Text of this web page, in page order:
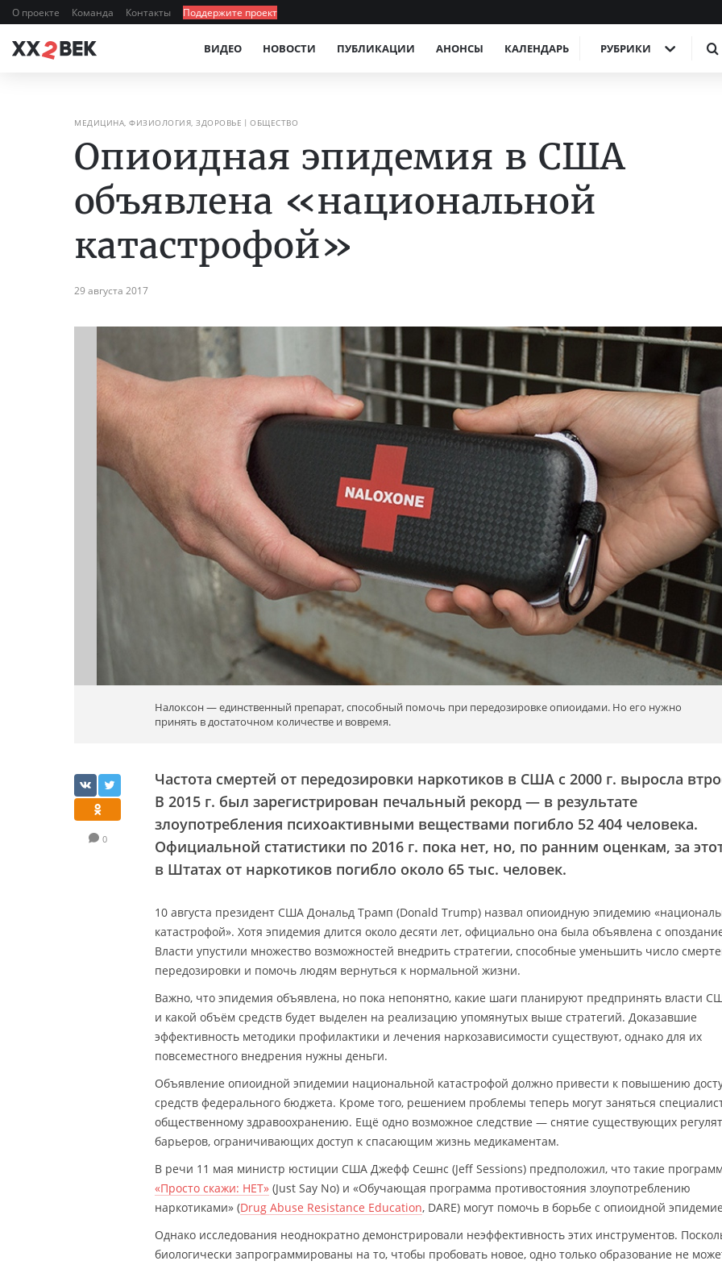
О проекте Команда Контакты Поддержите проект
ВИДЕО НОВОСТИ ПУБЛИКАЦИИ АНОНСЫ КАЛЕНДАРЬ РУБРИКИ
МЕДИЦИНА, ФИЗИОЛОГИЯ, ЗДОРОВЬЕ ОБЩЕСТВО
Опиоидная эпидемия в США
объявлена «национальной
катастрофой»
29 августа 2017
Налоксон — единственный препарат, способный помочь при передозировке опиоидами. Но его нужно
принять в достаточном количестве и вовремя.
0
Частота смертей от передозировки наркотиков в США с 2000 г. выросла
В 2015 г. был зарегистрирован печальный рекорд — в результате
злоупотребления психоактивными веществами погибло 52 404 человека.
Официальной статистики по 2016 г. пока нет, но, по ранним оценкам, за
в Штатах от наркотиков погибло около 65 тыс. человек.
10 августа президент США Дональд Трамп (Donald Trump) назвал опиоидную эпидемию
катастрофой». Хотя эпидемия длится около десяти лет, официально она была объявлена с
Власти упустили множество возможностей внедрить стратегии, способные уменьшить число
передозировки и помочь людям вернуться к нормальной жизни.
Важно, что эпидемия объявлена, но пока непонятно, какие шаги планируют предпринять власти
и какой объём средств будет выделен на реализацию упомянутых выше стратегий. Доказавшие
эффективность методики профилактики и лечения наркозависимости существуют, однако для их
повсеместного внедрения нужны деньги.
Объявление опиоидной эпидемии национальной катастрофой должно привести к повышению
средств федерального бюджета. Кроме того, решением проблемы теперь могут заняться
общественному здравоохранению. Ещё одно возможное следствие — снятие существующих
барьеров, ограничивающих доступ к спасающим жизнь медикаментам.
В речи 11 мая министр юстиции США Джефф Сешнс (Jeff Sessions) предположил, что такие
«Просто скажи: НЕТ» (Just Say No) и «Обучающая программа противостояния злоупотреблению
наркотиками» (Drug Abuse Resistance Education, DARE) могут помочь в борьбе с опиоидной
Однако исследования неоднократно демонстрировали неэффективность этих инструментов.
биологически запрограммированы на то, чтобы пробовать новое, одно только образование не